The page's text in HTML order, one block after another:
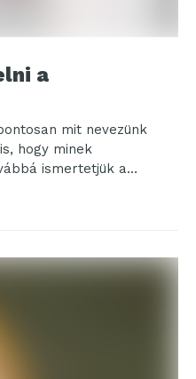
a
mit nevezünk
hogy minek
ismertetjük a